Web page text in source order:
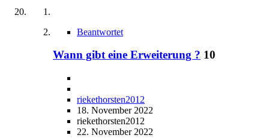
Beantwortet
Wann gibt eine Erweiterung ? 10
riekethorsten2012
18. November 2022
riekethorsten2012
22. November 2022